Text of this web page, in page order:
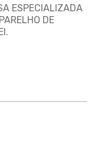
ESPECIALIZADA
DE